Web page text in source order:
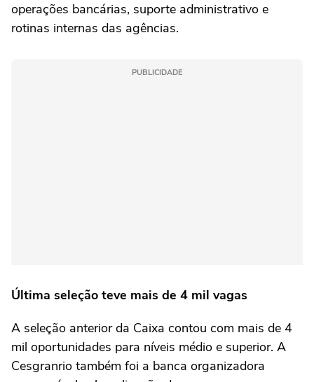
operações bancárias, suporte administrativo e
rotinas internas das agências.
PUBLICIDADE
Última seleção teve mais de 4 mil vagas
A seleção anterior da Caixa contou com mais de 4
mil oportunidades para níveis médio e superior. A
Cesgranrio também foi a banca organizadora